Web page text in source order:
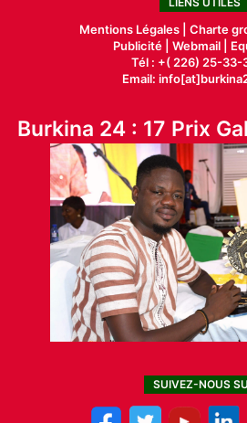
Mentions Légales | Charte
Publicité| Webmail |
Tél : +( 226) 25-33-
Email:
Burkina 24 : 17 Prix
SUIVEZ-NOUS